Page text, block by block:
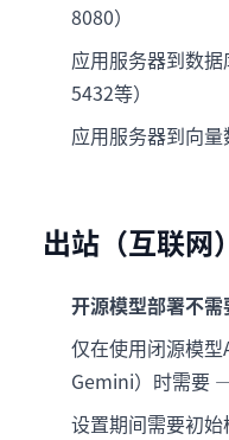
8080）
应用服务器到数
5432等）
应用服务器到向
出站（互联网）
开源模型部署不需
仅在使用闭源模型
Gemini）时需要
设置期间需要初